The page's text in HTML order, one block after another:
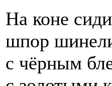
На коне
шпор
с чёрным